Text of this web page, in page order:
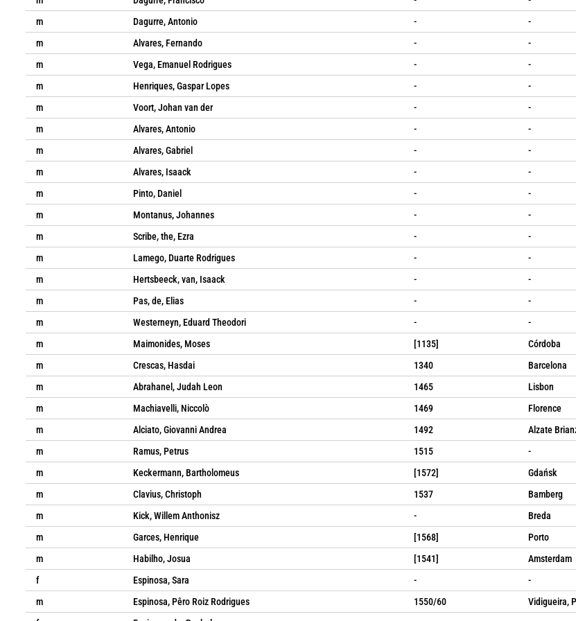
m
Dagurre, Antonio - -
m
Alvares, Fernando - -
m
Vega, Emanuel Rodrigues - -
m
Henriques, Gaspar Lopes - -
m
Voort, Johan van der - -
m
Alvares, Antonio - -
m
Alvares, Gabriel - -
m
Alvares, Isaack - -
m
Pinto, Daniel - -
m
Montanus, Johannes - -
m
Scribe, the, Ezra - -
m
Lamego, Duarte Rodrigues - -
m
Hertsbeeck, van, Isaack - -
m
Pas, de, Elias - -
m
Westerneyn, Eduard Theodori - -
m
Maimonides, Moses [1135] Córdoba
m
Crescas, Hasdai 1340 Barcelona
m
Abrahanel, Judah Leon 1465 Lisbon
m
Machiavelli, Niccolò 1469 Florence
m
Alciato, Giovanni Andrea 1492 Alzate
m
Ramus, Petrus 1515 -
m
Keckermann, Bartholomeus [1572] Gdańsk
m
Clavius, Christoph 1537 Bamberg
m
Kick, Willem Anthonisz - Breda
m
Garces, Henrique [1568] Porto
m
Habilho, Josua [1541] Amsterdam
f
Espinosa, Sara - -
m
Espinosa, Pêro Roiz Rodrigues 1550/60 Vidigueira,